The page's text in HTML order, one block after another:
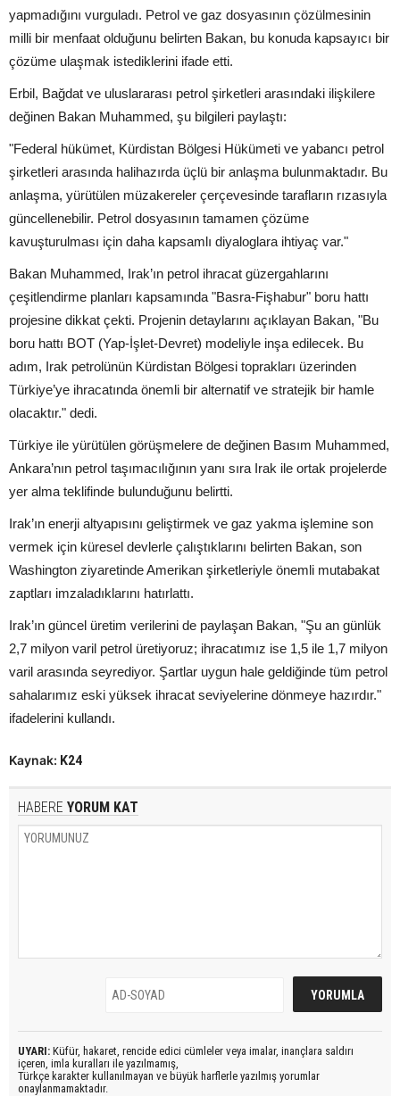
yapmadığını vurguladı. Petrol ve gaz dosyasının çözülmesinin
milli bir menfaat olduğunu belirten Bakan, bu konuda kapsayıcı bir
çözüme ulaşmak istediklerini ifade etti.
Erbil, Bağdat ve uluslararası petrol şirketleri arasındaki ilişkilere
değinen Bakan Muhammed, şu bilgileri paylaştı:
"Federal hükümet, Kürdistan Bölgesi Hükümeti ve yabancı petrol
şirketleri arasında halihazırda üçlü bir anlaşma bulunmaktadır. Bu
anlaşma, yürütülen müzakereler çerçevesinde tarafların rızasıyla
güncellenebilir. Petrol dosyasının tamamen çözüme
kavuşturulması için daha kapsamlı diyaloglara ihtiyaç var."
Bakan Muhammed, Irak’ın petrol ihracat güzergahlarını
çeşitlendirme planları kapsamında "Basra-Fişhabur" boru hattı
projesine dikkat çekti. Projenin detaylarını açıklayan Bakan, "Bu
boru hattı BOT (Yap-İşlet-Devret) modeliyle inşa edilecek. Bu
adım, Irak petrolünün Kürdistan Bölgesi toprakları üzerinden
Türkiye’ye ihracatında önemli bir alternatif ve stratejik bir hamle
olacaktır." dedi.
Türkiye ile yürütülen görüşmelere de değinen Basım Muhammed,
Ankara’nın petrol taşımacılığının yanı sıra Irak ile ortak projelerde
yer alma teklifinde bulunduğunu belirtti.
Irak’ın enerji altyapısını geliştirmek ve gaz yakma işlemine son
vermek için küresel devlerle çalıştıklarını belirten Bakan, son
Washington ziyaretinde Amerikan şirketleriyle önemli mutabakat
zaptları imzaladıklarını hatırlattı.
Irak’ın güncel üretim verilerini de paylaşan Bakan, "Şu an günlük
2,7 milyon varil petrol üretiyoruz; ihracatımız ise 1,5 ile 1,7 milyon
varil arasında seyrediyor. Şartlar uygun hale geldiğinde tüm petrol
sahalarımız eski yüksek ihracat seviyelerine dönmeye hazırdır."
ifadelerini kullandı.
Kaynak: K24
HABERE YORUM KAT
UYARI: Küfür, hakaret, rencide edici cümleler veya imalar, inançlara saldırı
içeren, imla kuralları ile yazılmamış,
Türkçe karakter kullanılmayan ve büyük harflerle yazılmış yorumlar
onaylanmamaktadır.